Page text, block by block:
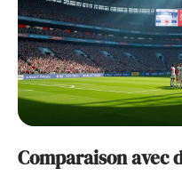
Comparaison avec